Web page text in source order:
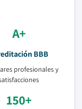
A+
BBB
profesionales y
150+